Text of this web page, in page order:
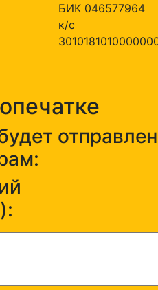
БИК 046577964
к/с
отправлен